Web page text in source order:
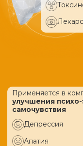
Применяется в
улучшения
самочувствия
Депрессия
Апатия